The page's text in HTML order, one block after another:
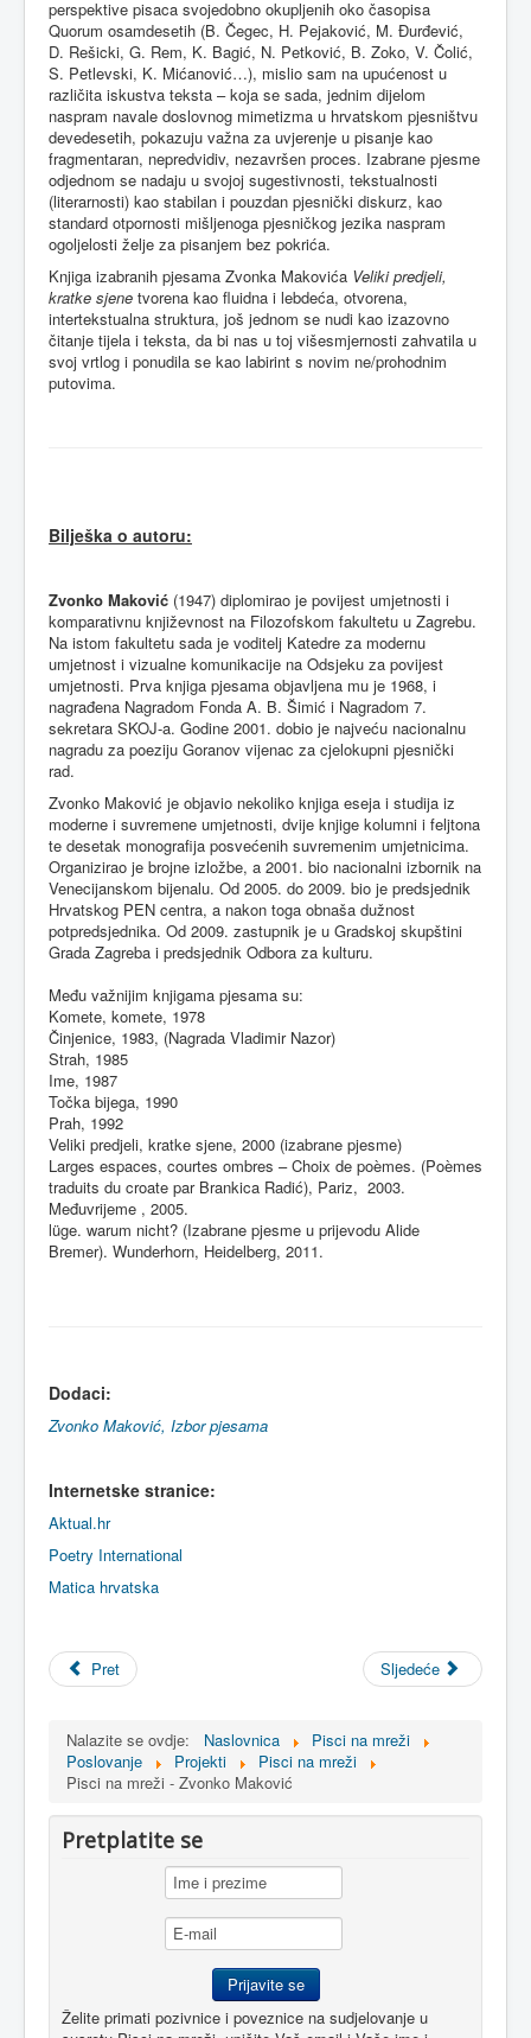
perspektive pisaca svojedobno okupljenih oko časopisa
Quorum osamdesetih (B. Čegec, H. Pejaković, M. Đurđević,
D. Rešicki, G. Rem, K. Bagić, N. Petković, B. Zoko, V. Čolić,
S. Petlevski, K. Mićanović…), mislio sam na upućenost u
različita iskustva teksta – koja se sada, jednim dijelom
naspram navale doslovnog mimetizma u hrvatskom pjesništvu
devedesetih, pokazuju važna za uvjerenje u pisanje kao
fragmentaran, nepredvidiv, nezavršen proces. Izabrane pjesme
odjednom se nadaju u svojoj sugestivnosti, tekstualnosti
(literarnosti) kao stabilan i pouzdan pjesnički diskurz, kao
standard otpornosti mišljenoga pjesničkog jezika naspram
ogoljelosti želje za pisanjem bez pokrića.
Knjiga izabranih pjesama Zvonka Makovića Veliki predjeli,
kratke sjene tvorena kao fluidna i lebdeća, otvorena,
intertekstualna struktura, još jednom se nudi kao izazovno
čitanje tijela i teksta, da bi nas u toj višesmjernosti zahvatila u
svoj vrtlog i ponudila se kao labirint s novim ne/prohodnim
putovima.
Bilješka o autoru:
Zvonko Maković (1947) diplomirao je povijest umjetnosti i
komparativnu književnost na Filozofskom fakultetu u Zagrebu.
Na istom fakultetu sada je voditelj Katedre za modernu
umjetnost i vizualne komunikacije na Odsjeku za povijest
umjetnosti. Prva knjiga pjesama objavljena mu je 1968, i
nagrađena Nagradom Fonda A. B. Šimić i Nagradom 7.
sekretara SKOJ-a. Godine 2001. dobio je najveću nacionalnu
nagradu za poeziju Goranov vijenac za cjelokupni pjesnički
rad.
Zvonko Maković je objavio nekoliko knjiga eseja i studija iz
moderne i suvremene umjetnosti, dvije knjige kolumni i feljtona
te desetak monografija posvećenih suvremenim umjetnicima.
Organizirao je brojne izložbe, a 2001. bio nacionalni izbornik na
Venecijanskom bijenalu. Od 2005. do 2009. bio je predsjednik
Hrvatskog PEN centra, a nakon toga obnaša dužnost
potpredsjednika. Od 2009. zastupnik je u Gradskoj skupštini
Grada Zagreba i predsjednik Odbora za kulturu.
Među važnijim knjigama pjesama su:
Komete, komete, 1978
Činjenice, 1983, (Nagrada Vladimir Nazor)
Strah, 1985
Ime, 1987
Točka bijega, 1990
Prah, 1992
Veliki predjeli, kratke sjene, 2000 (izabrane pjesme)
Larges espaces, courtes ombres – Choix de poèmes. (Poèmes
traduits du croate par Brankica Radić), Pariz, 2003.
Međuvrijeme , 2005.
lüge. warum nicht? (Izabrane pjesme u prijevodu Alide
Bremer). Wunderhorn, Heidelberg, 2011.
Dodaci:
Zvonko Maković, Izborpjesama
Internetske stranice:
Aktual.hr
Poetry International
Matica hrvatska
Pret Sljedeće
Nalazite se ovdje: Naslovnica
Pisci na mreži
Poslovanje
Projekti
Pisci na mreži
Pisci na mreži - Zvonko Maković
Pretplatite se
Želite primati pozivnice i poveznice na sudjelovanje u